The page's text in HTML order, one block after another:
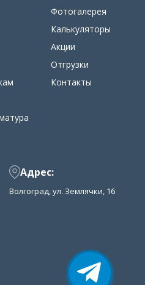
Фотогалерея
Калькуляторы
Акции
Отгрузки
Контакты
Адрес:
Волгоград, ул. Землячки, 16